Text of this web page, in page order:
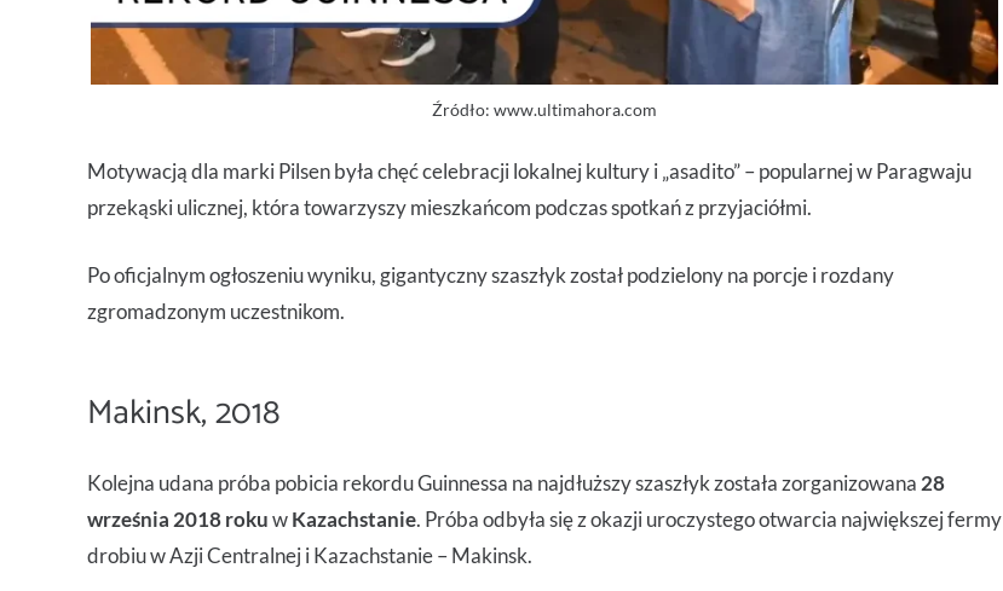
Źródło: www.ultimahora.com
Motywacją dla marki Pilsen była chęć celebracji lokalnej kultury i „asadito” – popularnej w Paragwaju
przekąski ulicznej, która towarzyszy mieszkańcom podczas spotkań z przyjaciółmi.
Po oficjalnym ogłoszeniu wyniku, gigantyczny szaszłyk został podzielony na porcje i rozdany
zgromadzonym uczestnikom.
Makinsk, 2018
Kolejna udana próba pobicia rekordu Guinnessa na najdłuższy szaszłyk została zorganizowana28
września 2018 rokuwKazachstanie. Próba odbyła się z okazji uroczystego otwarcia największej fermy
drobiu w Azji Centralnej i Kazachstanie – Makinsk.